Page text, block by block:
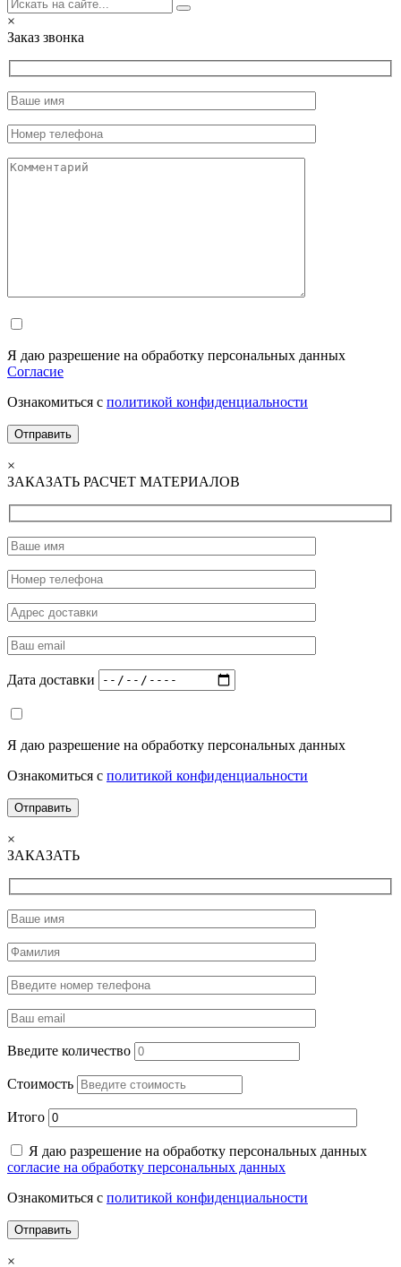
×
Заказ звонка
Я даю разрешение на обработку персональных данных
Согласие
Ознакомиться с политикой конфиденциальности
×
ЗАКАЗАТЬ РАСЧЕТ МАТЕРИАЛОВ
Дата доставки
Я даю разрешение на обработку персональных данных
Ознакомиться с политикой конфиденциальности
×
ЗАКАЗАТЬ
Введите количество
Стоимость
Итого
Я даю разрешение на обработку персональных данных
согласие на обработку персональных данных
Ознакомиться с политикой конфиденциальности
×